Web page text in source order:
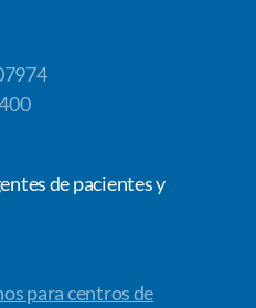
de pacientes y
para centros de